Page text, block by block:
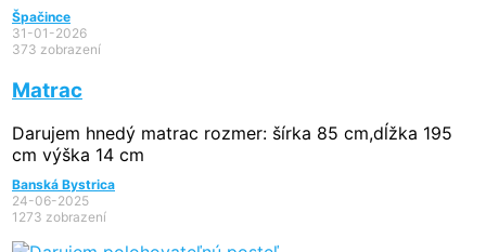
Špačince
31-01-2026
373 zobrazení
Matrac
Darujem hnedý matrac rozmer: šírka 85 cm,dĺžka 195
cm výška 14 cm
Banská Bystrica
24-06-2025
1273 zobrazení